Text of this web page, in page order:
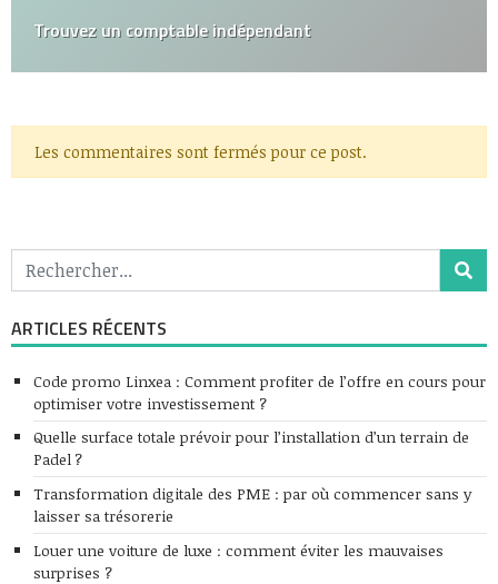
Trouvez un comptable indépendant
Les commentaires sont fermés pour ce post.
ARTICLES RÉCENTS
Code promo Linxea : Comment profiter de l’offre en cours pour
optimiser votre investissement ?
Quelle surface totale prévoir pour l’installation d’un terrain de
Padel ?
Transformation digitale des PME : par où commencer sans y
laisser sa trésorerie
Louer une voiture de luxe : comment éviter les mauvaises
surprises ?